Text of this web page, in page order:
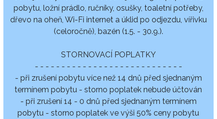
pobytu, ložní prádlo, ručníky, osušky, toaletní potřeby,
dřevo na oheň, Wi-Fi internet a úklid po odjezdu, vířivku
(celoročně), bazén (1.5. - 30.9.).
STORNOVACÍ POPLATKY
- - - - - - - - - - - - - - - - - - - - - - - - - - - -
- při zrušení pobytu více než 14 dnů před sjednaným
termínem pobytu - storno poplatek nebude účtován
- při zrušení 14 - 0 dnů před sjednaným termínem
pobytu - storno poplatek ve výši 50% ceny pobytu